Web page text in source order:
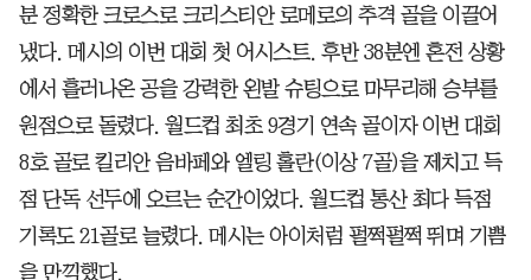
분 정확한 크로스로 크리스티안 로메로의 추격 골을 이끌어
냈다. 메시의 이번 대회 첫 어시스트. 후반 38분엔 혼전 상황
에서 흘러나온 공을 강력한 왼발 슈팅으로 마무리해 승부를
원점으로 돌렸다. 월드컵 최초 9경기 연속 골이자 이번 대회
8호 골로 킬리안 음바페와 엘링 홀란(이상 7골)을 제치고 득
점 단독 선두에 오르는 순간이었다. 월드컵 통산 최다 득점
기록도 21골로 늘렸다. 메시는 아이처럼 펄쩍펄쩍 뛰며 기쁨
을 만끽했다.